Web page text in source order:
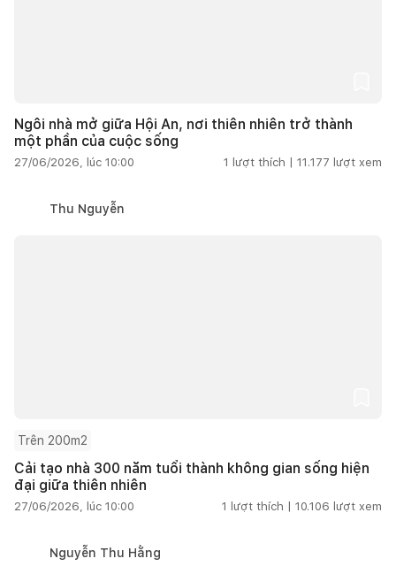
Ngôi nhà mở giữa Hội An, nơi thiên nhiên trở thành
một phần của cuộc sống
27/06/2026, lúc 10:00 1 lượt thích | 11.177 lượt xem
Thu Nguyễn
Trên 200m2
Cải tạo nhà 300 năm tuổi thành không gian sống hiện
đại giữa thiên nhiên
27/06/2026, lúc 10:00 1 lượt thích | 10.106 lượt xem
Nguyễn Thu Hằng